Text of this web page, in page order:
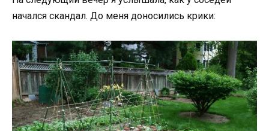
начался скандал. До меня доносились крики: